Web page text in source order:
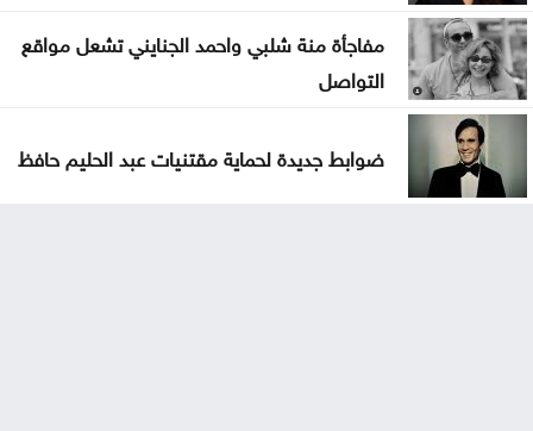
مفاجأة منة شلبي واحمد الجنايني تشعل مواقع
التواصل
ضوابط جديدة لحماية مقتنيات عبد الحليم حافظ